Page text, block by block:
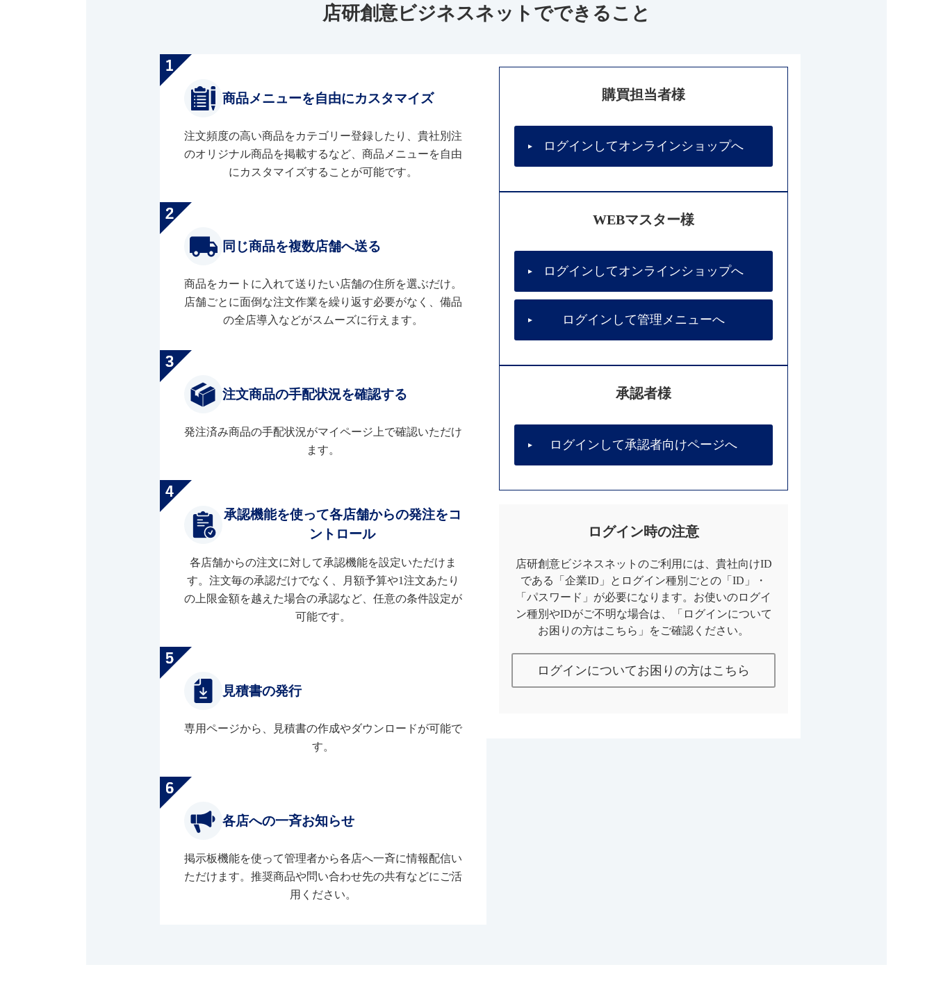
店研創意ビジネスネットでできること
商品メニューを自由にカスタマイズ
注文頻度の高い商品をカテゴリー登録したり、貴社別注
のオリジナル商品を掲載するなど、商品メニューを自由
にカスタマイズすることが可能です。
同じ商品を複数店舗へ送る
商品をカートに入れて送りたい店舗の住所を選ぶだけ。
店舗ごとに面倒な注文作業を繰り返す必要がなく、備品
の全店導入などがスムーズに行えます。
注文商品の手配状況を確認する
発注済み商品の手配状況がマイページ上で確認いただけ
ます。
承認機能を使って各店舗からの発注をコ
ントロール
各店舗からの注文に対して承認機能を設定いただけま
す。注文毎の承認だけでなく、月額予算や1注文あたり
の上限金額を越えた場合の承認など、任意の条件設定が
可能です。
見積書の発行
専用ページから、見積書の作成やダウンロードが可能で
す。
各店への一斉お知らせ
掲示板機能を使って管理者から各店へ一斉に情報配信い
ただけます。推奨商品や問い合わせ先の共有などにご活
用ください。
購買担当者様
ログインしてオンラインショップへ
WEBマスター様
ログインしてオンラインショップへ
ログインして管理メニューへ
承認者様
ログインして承認者向けページへ
ログイン時の注意
店研創意ビジネスネットのご利用には、貴社向けID
である「企業ID」とログイン種別ごとの「ID」・
「パスワード」が必要になります。お使いのログイ
ン種別やIDがご不明な場合は、「ログインについて
お困りの方はこちら」をご確認ください。
ログインについてお困りの方はこちら